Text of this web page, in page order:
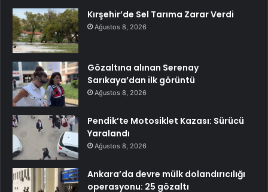
Kırşehir’de Sel Tarıma Zarar Verdi
Ağustos 8, 2026
Gözaltına alınan Serenay
Sarıkaya’dan ilk görüntü
Ağustos 8, 2026
Pendik’te Motosiklet Kazası: Sürücü
Yaralandı
Ağustos 8, 2026
Ankara’da devre mülk dolandırıcılığı
operasyonu: 25 gözaltı